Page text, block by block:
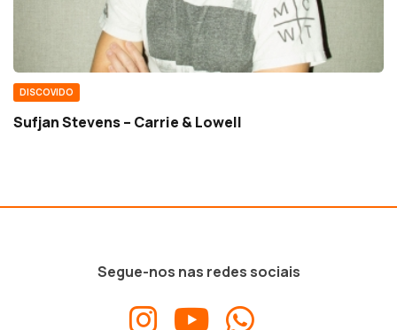
DISCOVIDO
Sufjan Stevens – Carrie & Lowell
Segue-nos nas redes sociais